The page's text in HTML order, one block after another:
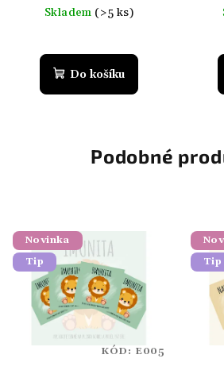
cena:
Skladem (>5 ks)
Do košíku
Podobné
Novinka
Tip
KÓD: E005
Tip